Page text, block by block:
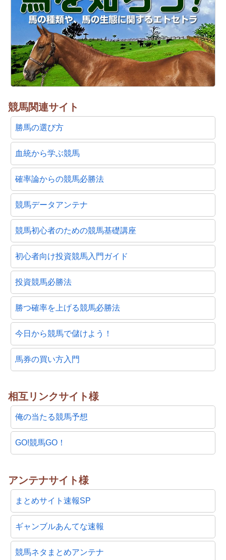
競馬関連サイト
勝馬の選び方
血統から学ぶ競馬
確率論からの競馬必勝法
競馬データアンテナ
競馬初心者のための競馬基礎講座
初心者向け投資競馬入門ガイド
投資競馬必勝法
勝つ確率を上げる競馬必勝法
今日から競馬で儲けよう！
馬券の買い方入門
相互リンクサイト様
俺の当たる競馬予想
GO!競馬GO！
アンテナサイト様
まとめサイト速報SP
ギャンブルあんてな速報
競馬ネタまとめアンテナ